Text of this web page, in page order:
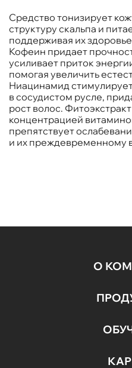
Средство тонизирует
структуру скальпа и
поддерживая их
Кофеин придает
усиливает приток
помогая увеличить
Ниацинамид
в сосудистом русле,
рост волос.
концентрацией
препятствует
и их преждевременному
О